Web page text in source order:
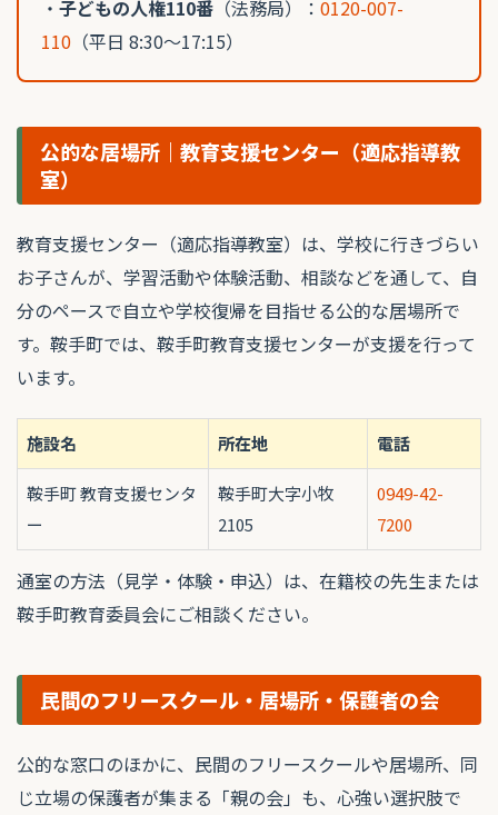
・ 子どもの人権110番 （法務局）： 0120-007-
110 （平日 8:30〜17:15）
公的な居場所｜教育支援センター（適応指導教
室）
教育支援センター（適応指導教室）は、学校に行きづらい
お子さんが、学習活動や体験活動、相談などを通して、自
分のペースで自立や学校復帰を目指せる公的な居場所で
す。鞍手町では、鞍手町教育支援センターが支援を行って
います。
施設名 所在地 電話
鞍手町 教育支援センタ
ー
鞍手町大字小牧
2105
0949-42-
7200
通室の方法（見学・体験・申込）は、在籍校の先生または
鞍手町教育委員会にご相談ください。
民間のフリースクール・居場所・保護者の会
公的な窓口のほかに、民間のフリースクールや居場所、同
じ立場の保護者が集まる「親の会」も、心強い選択肢で